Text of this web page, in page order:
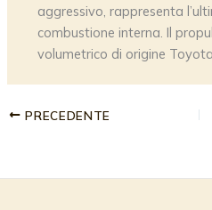
aggressivo, rappresenta
combustione interna. Il
volumetrico di origine
PRECEDENTE